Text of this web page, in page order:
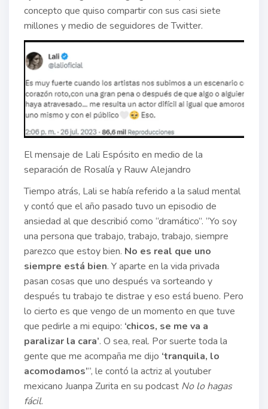
concepto que quiso compartir con sus casi siete
millones y medio de seguidores de Twitter.
El mensaje de Lali Espósito en medio de la
separación de Rosalía y Rauw Alejandro
Tiempo atrás, Lali se había referido a la salud mental
y contó que el año pasado tuvo un episodio de
ansiedad al que describió como “dramático”. “Yo soy
una persona que trabajo, trabajo, trabajo, siempre
parezco que estoy bien. No es real que uno
siempre está bien. Y aparte en la vida privada
pasan cosas que uno después va sorteando y
después tu trabajo te distrae y eso está bueno. Pero
lo cierto es que vengo de un momento en que tuve
que pedirle a mi equipo: ‘chicos, se me va a
paralizar la cara’. O sea, real. Por suerte toda la
gente que me acompaña me dijo ‘tranquila, lo
acomodamos’”, le contó la actriz al youtuber
mexicano Juanpa Zurita en su podcast No lo hagas
fácil.